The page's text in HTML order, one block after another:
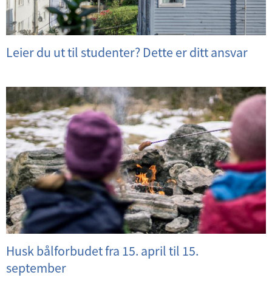
Leier du ut til studenter? Dette er ditt ansvar
Husk bålforbudet fra 15. april til 15.
september